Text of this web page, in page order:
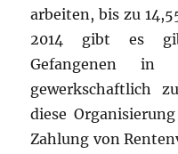
arbeiten, bis zu
2014 gibt es
Gefangenen
gewerkschaftlich
diese
Zahlung von